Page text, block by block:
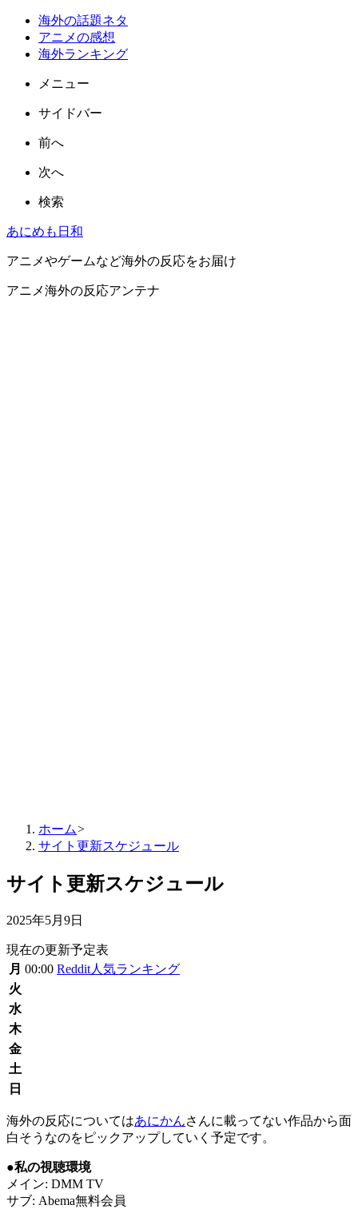
海外の話題ネタ
アニメの感想
海外ランキング
メニュー
サイドバー
前へ
次へ
検索
あにめも日和
アニメやゲームなど海外の反応をお届け
アニメ海外の反応アンテナ
ホーム>
サイト更新スケジュール
サイト更新スケジュール
2025年5月9日
現在の更新予定表
月 00:00 Reddit人気ランキング
火
水
木
金
土
日
海外の反応についてはあにかんさんに載ってない作品から面
白そうなのをピックアップしていく予定です。
●私の視聴環境
メイン: DMM TV
サブ: Abema無料会員